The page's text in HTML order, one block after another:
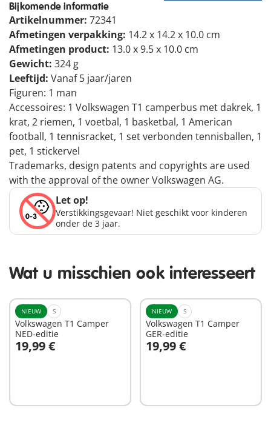
Bijkomende informatie
Artikelnummer: 72341
Afmetingen verpakking: 14.2 x 14.2 x 10.0 cm
Afmetingen product: 13.0 x 9.5 x 10.0 cm
Gewicht: 324 g
Leeftijd: Vanaf 5 jaar/jaren
Figuren: 1 man
Accessoires: 1 Volkswagen T1 camperbus met dakrek, 1
krat, 2 riemen, 1 voetbal, 1 basketbal, 1 American
football, 1 tennisracket, 1 set verbonden tennisballen, 1
pet, 1 stickervel
Trademarks, design patents and copyrights are used
with the approval of the owner Volkswagen AG.
Let op!
Verstikkingsgevaar! Niet geschikt voor kinderen
onder de 3 jaar.
Wat u misschien ook interesseert
NIEUW S
Volkswagen T1 Camper
NED-editie
19,99 €
In winkelwagen
NIEUW S
Volkswagen T1 Camper
GER-editie
19,99 €
In winkelwagen